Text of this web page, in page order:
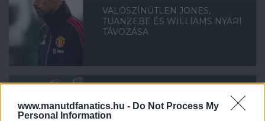
www.manutdfanatics.hu - Do Not Process My
Personal Information
VALÓSZÍNŰTLEN JONES,
TUANZEBE ÉS WILLIAMS NYÁRI
TÁVOZÁSA
KÖLCSÖNLESEN: BRANDON